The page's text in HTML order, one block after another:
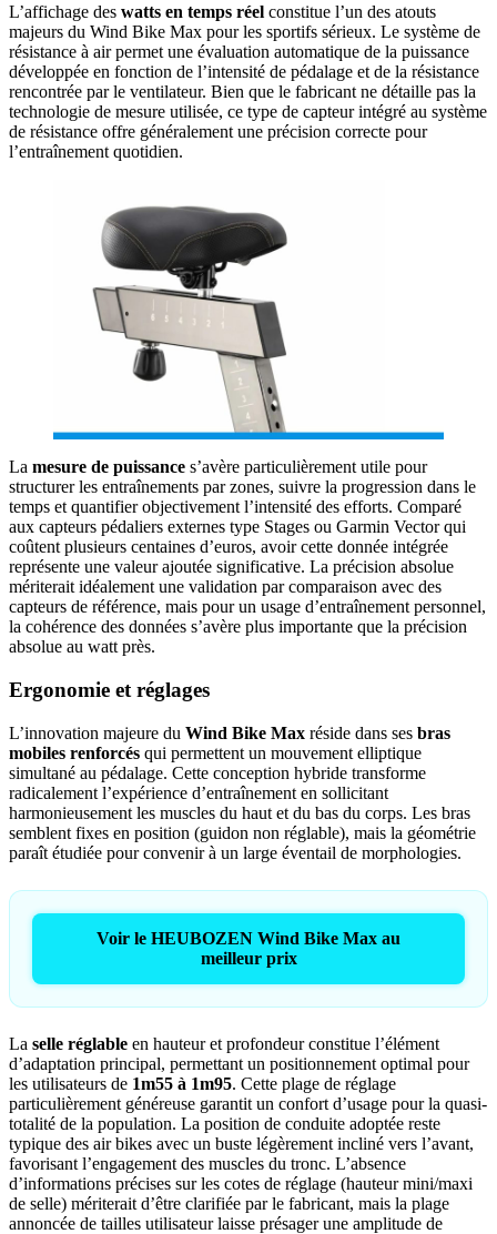
L’affichage des watts en temps réel constitue l’un des atouts
majeurs du Wind Bike Max pour les sportifs sérieux. Le système de
résistance à air permet une évaluation automatique de la puissance
développée en fonction de l’intensité de pédalage et de la résistance
rencontrée par le ventilateur. Bien que le fabricant ne détaille pas la
technologie de mesure utilisée, ce type de capteur intégré au système
de résistance offre généralement une précision correcte pour
l’entraînement quotidien.
La mesure de puissance s’avère particulièrement utile pour
structurer les entraînements par zones, suivre la progression dans le
temps et quantifier objectivement l’intensité des efforts. Comparé
aux capteurs pédaliers externes type Stages ou Garmin Vector qui
coûtent plusieurs centaines d’euros, avoir cette donnée intégrée
représente une valeur ajoutée significative. La précision absolue
mériterait idéalement une validation par comparaison avec des
capteurs de référence, mais pour un usage d’entraînement personnel,
la cohérence des données s’avère plus importante que la précision
absolue au watt près.
Ergonomie et réglages
L’innovation majeure du Wind Bike Max réside dans ses bras
mobiles renforcés qui permettent un mouvement elliptique
simultané au pédalage. Cette conception hybride transforme
radicalement l’expérience d’entraînement en sollicitant
harmonieusement les muscles du haut et du bas du corps. Les bras
semblent fixes en position (guidon non réglable), mais la géométrie
paraît étudiée pour convenir à un large éventail de morphologies.
Voir le HEUBOZEN Wind Bike Max au
meilleur prix
La selle réglable en hauteur et profondeur constitue l’élément
d’adaptation principal, permettant un positionnement optimal pour
les utilisateurs de 1m55 à 1m95. Cette plage de réglage
particulièrement généreuse garantit un confort d’usage pour la quasi-
totalité de la population. La position de conduite adoptée reste
typique des air bikes avec un buste légèrement incliné vers l’avant,
favorisant l’engagement des muscles du tronc. L’absence
d’informations précises sur les cotes de réglage (hauteur mini/maxi
de selle) mériterait d’être clarifiée par le fabricant, mais la plage
annoncée de tailles utilisateur laisse présager une amplitude de